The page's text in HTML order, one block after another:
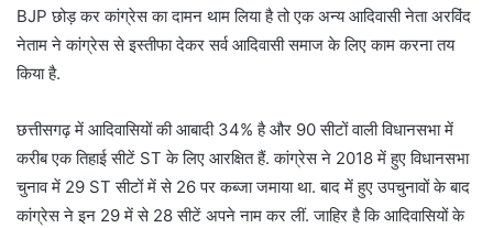
BJP छोड़ कर कांग्रेस का दामन थाम लिया है तो एक अन्य आदिवासी नेता अरविंद
नेताम ने कांग्रेस से इस्तीफा देकर सर्व आदिवासी समाज के लिए काम करना तय
किया है.
छत्तीसगढ़ में आदिवासियों की आबादी 34% है और 90 सीटों वाली विधानसभा में
करीब एक तिहाई सीटें ST के लिए आरक्षित हैं. कांग्रेस ने 2018 में हुए विधानसभा
चुनाव में 29 ST सीटों में से 26 पर कब्जा जमाया था. बाद में हुए उपचुनावों के बाद
कांग्रेस ने इन 29 में से 28 सीटें अपने नाम कर लीं. जाहिर है कि आदिवासियों के